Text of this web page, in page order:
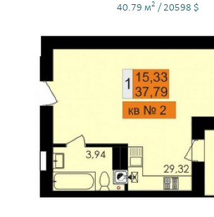
40.79 м2 / 20598 $